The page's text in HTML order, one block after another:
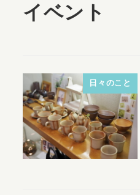
イベント
日々のこと